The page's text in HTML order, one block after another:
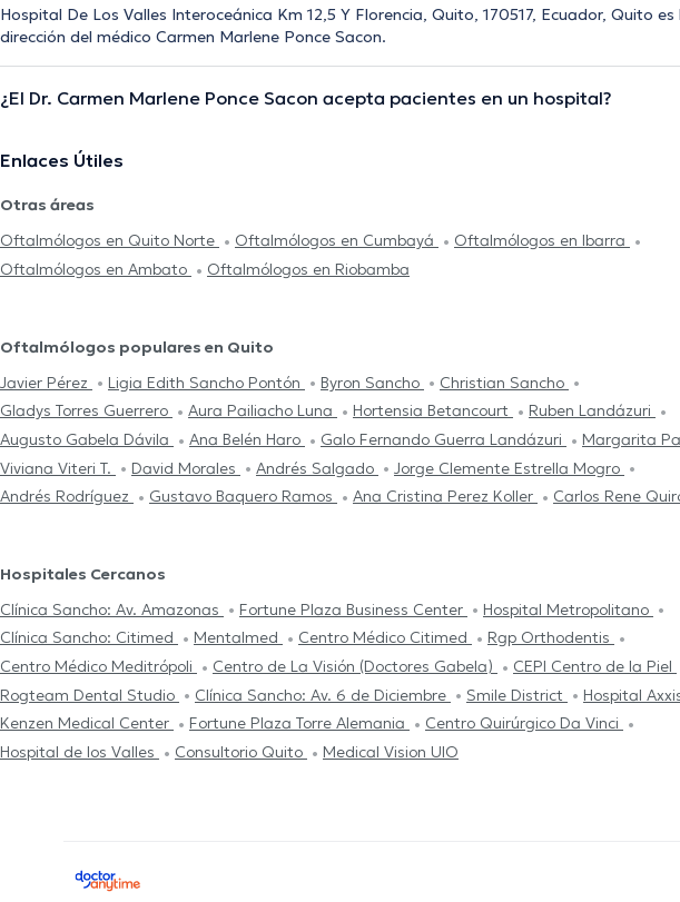
Hospital De Los Valles Interoceánica Km 12,5 Y Florencia, Quito, 170517, Ecuador, Quito es
dirección del médico Carmen Marlene Ponce Sacon.
¿El Dr. Carmen Marlene Ponce Sacon acepta pacientes en un hospital?
Enlaces Útiles
Otras áreas
Oftalmólogos en Quito Norte
Oftalmólogos en Cumbayá
Oftalmólogos en Ibarra
Oftalmólogos en Ambato
Oftalmólogos en Riobamba
Oftalmólogos populares en Quito
Javier Pérez
Ligia Edith Sancho Pontón Byron Sancho
Christian Sancho
Gladys Torres Guerrero
Aura Pailiacho Luna Hortensia Betancourt
Ruben Landázuri
Augusto Gabela Dávila
Ana Belén Haro Galo Fernando Guerra Landázuri
Margarita
Viviana Viteri T.
David Morales Andrés Salgado
Jorge Clemente Estrella Mogro
Andrés Rodríguez
Gustavo Baquero Ramos Ana Cristina Perez Koller Carlos Rene
Hospitales Cercanos
Clínica Sancho: Av. Amazonas
Fortune Plaza Business Center
Hospital Metropolitano
Clínica Sancho: Citimed
Mentalmed Centro Médico Citimed
Rgp Orthodentis
Centro Médico Meditrópoli
Centro de La Visión (Doctores Gabela)
CEPI Centro de la Piel
Rogteam Dental Studio
Clínica Sancho: Av. 6 de Diciembre Smile District
Hospital
Kenzen Medical Center
Fortune Plaza Torre Alemania
Centro Quirúrgico Da Vinci
Hospital de los Valles
Consultorio Quito Medical Vision UIO